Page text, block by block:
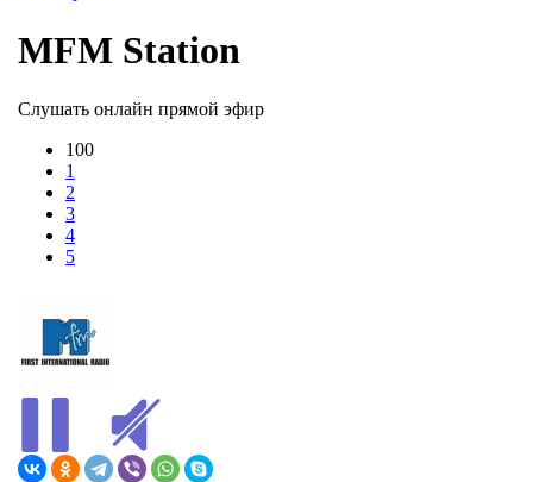
MFM Station
Слушать онлайн прямой эфир
100
1
2
3
4
5